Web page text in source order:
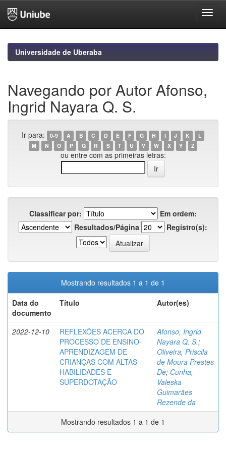
navigationUniversidade de Uberaba
Navegando por Autor Afonso,
Ingrid Nayara Q. S.
Ir para: 0-9 A B C D E F G H I J K
L
M
N O P Q R S T U V W X Y Z
ou entre com as primeiras letras:
Classificar por:
Em ordem:
Resultados/Página
Registro(s):
Mostrando resultados 1 a 1 de 1
Data do
documento
Título Autor(es)
2022-12-10
REFLEXÕES ACERCA DO
PROCESSO DE ENSINO-
APRENDIZAGEM DE
CRIANÇAS COM ALTAS
HABILIDADES E
SUPERDOTAÇÃO
Afonso, Ingrid
Nayara Q. S.;
Oliveira, Priscila
de Moura Prestes
De; Cunha,
Valeska
Guimarães
Rezende da
Mostrando resultados 1 a 1 de 1